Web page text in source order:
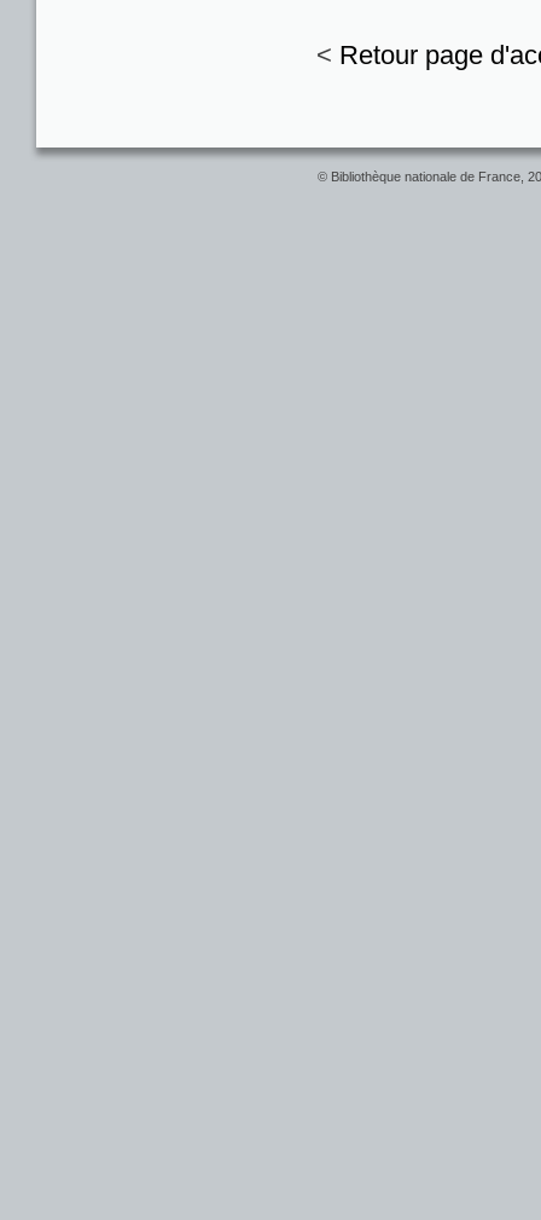
< Retour page
© Bibliothèque nationale de France,